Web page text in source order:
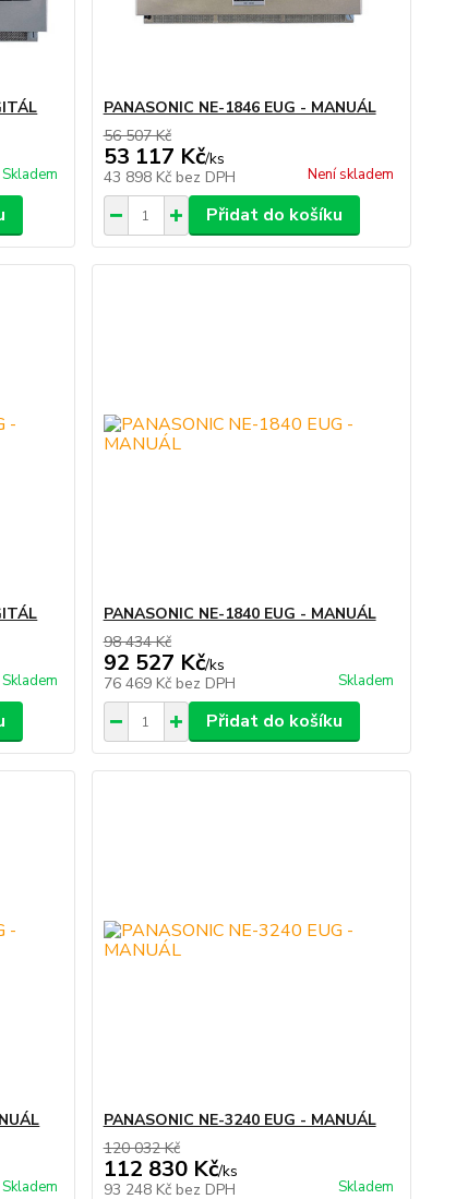
Skladem
PANASONIC NE-1846 EUG - MANUÁL
56 507 Kč
53 117 Kč/ks
43 898 Kč bez DPH Není skladem
Přidat do košíku
Skladem
PANASONIC NE-1840 EUG - MANUÁL
98 434 Kč
92 527 Kč/ks
76 469 Kč bez DPH Skladem
Přidat do košíku
Skladem
PANASONIC NE-3240 EUG - MANUÁL
120 032 Kč
112 830 Kč/ks
93 248 Kč bez DPH Skladem